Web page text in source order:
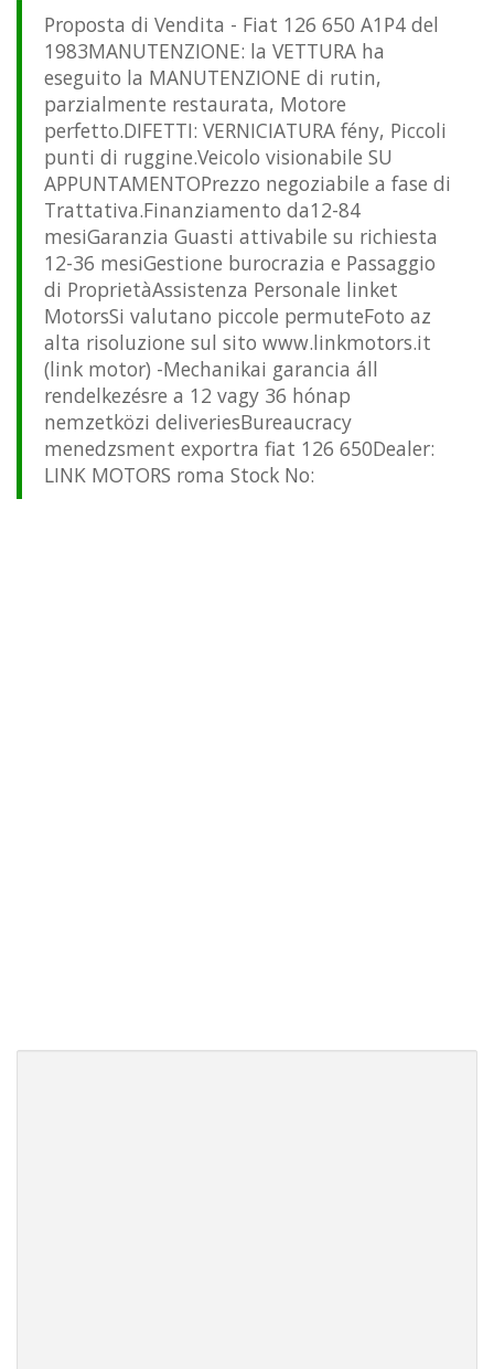
Proposta di Vendita - Fiat 126 650 A1P4 del
1983MANUTENZIONE: la VETTURA ha
eseguito la MANUTENZIONE di rutin,
parzialmente restaurata, Motore
perfetto.DIFETTI: VERNICIATURA fény, Piccoli
punti di ruggine.Veicolo visionabile SU
APPUNTAMENTOPrezzo negoziabile a fase di
Trattativa.Finanziamento da12-84
mesiGaranzia Guasti attivabile su richiesta
12-36 mesiGestione burocrazia e Passaggio
di ProprietàAssistenza Personale linket
MotorsSi valutano piccole permuteFoto az
alta risoluzione sul sito www.linkmotors.it
(link motor) -Mechanikai garancia áll
rendelkezésre a 12 vagy 36 hónap
nemzetközi deliveriesBureaucracy
menedzsment exportra fiat 126 650Dealer:
LINK MOTORS roma Stock No: